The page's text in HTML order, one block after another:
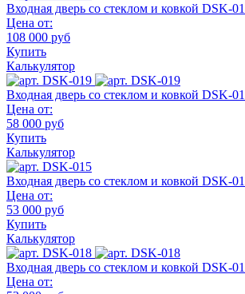
Входная дверь со стеклом и ковкой DSK-
Цена от:
108 000 руб
Купить
Калькулятор
Входная дверь со стеклом и ковкой DSK-
Цена от:
58 000 руб
Купить
Калькулятор
Входная дверь со стеклом и ковкой DSK-
Цена от:
53 000 руб
Купить
Калькулятор
Входная дверь со стеклом и ковкой DSK-
Цена от: